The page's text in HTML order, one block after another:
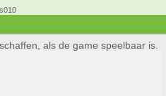
als de game speelbaar is.